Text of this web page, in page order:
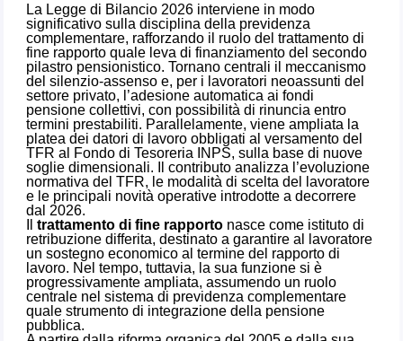
La Legge di Bilancio 2026 interviene in modo
significativo sulla disciplina della previdenza
complementare, rafforzando il ruolo del trattamento di
fine rapporto quale leva di finanziamento del secondo
pilastro pensionistico. Tornano centrali il meccanismo
del silenzio-assenso e, per i lavoratori neoassunti del
settore privato, l’adesione automatica ai fondi
pensione collettivi, con possibilità di rinuncia entro
termini prestabiliti. Parallelamente, viene ampliata la
platea dei datori di lavoro obbligati al versamento del
TFR al Fondo di Tesoreria INPS, sulla base di nuove
soglie dimensionali. Il contributo analizza l’evoluzione
normativa del TFR, le modalità di scelta del lavoratore
e le principali novità operative introdotte a decorrere
dal 2026.
Iltrattamento di fine rapporto nasce come istituto di
retribuzione differita, destinato a garantire al lavoratore
un sostegno economico al termine del rapporto di
lavoro. Nel tempo, tuttavia, la sua funzione si è
progressivamente ampliata, assumendo un ruolo
centrale nel sistema di previdenza complementare
quale strumento di integrazione della pensione
pubblica.